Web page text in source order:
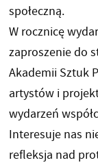
społeczną.
W rocznicę
zaproszenie do
Akademii Sztuk
artystów i
wydarzeń
Interesuje nas
refleksja nad